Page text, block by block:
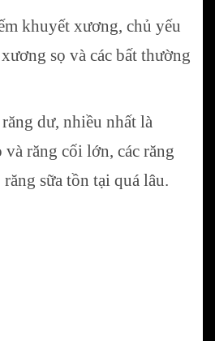
khuyết xương, chủ yếu
sọ và các bất thường
dư, nhiều nhất là
răng cối lớn, các răng
sữa tồn tại quá lâu.